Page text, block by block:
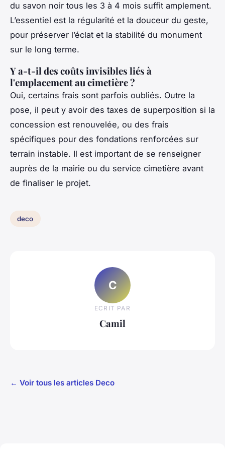
du savon noir tous les 3 à 4 mois suffit amplement.
L’essentiel est la régularité et la douceur du geste,
pour préserver l’éclat et la stabilité du monument
sur le long terme.
Y a-t-il des coûts invisibles liés à
l'emplacement au cimetière ?
Oui, certains frais sont parfois oubliés. Outre la
pose, il peut y avoir des taxes de superposition si la
concession est renouvelée, ou des frais
spécifiques pour des fondations renforcées sur
terrain instable. Il est important de se renseigner
auprès de la mairie ou du service cimetière avant
de finaliser le projet.
deco
C
ECRIT PAR
Camil
← Voir tous les articles Deco